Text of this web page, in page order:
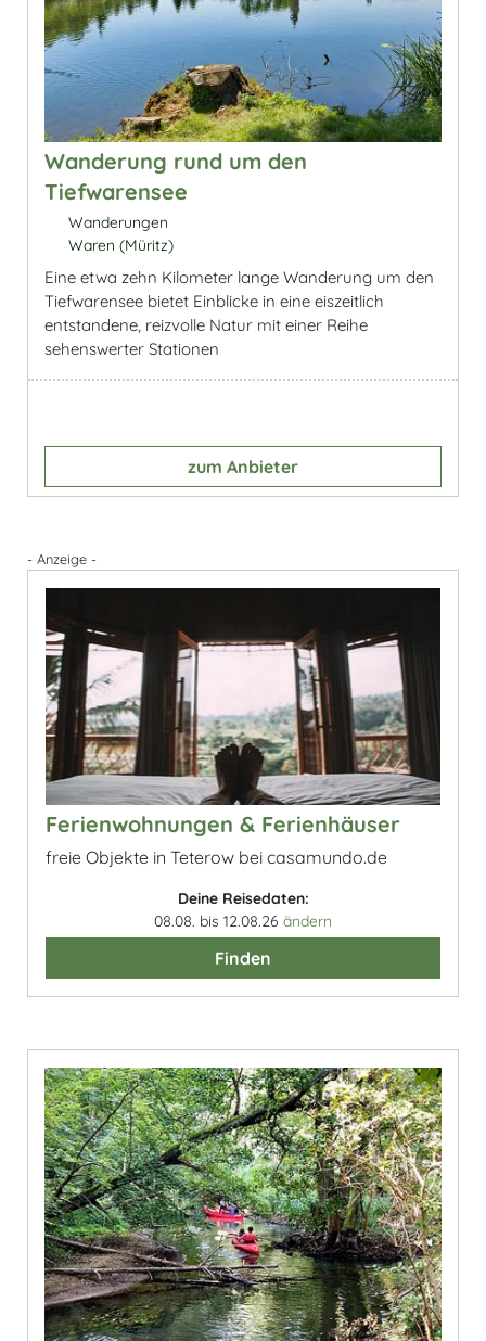
Wanderung rund um den
Tiefwarensee
Wanderungen
Waren (Müritz)
Eine etwa zehn Kilometer lange Wanderung um den
Tiefwarensee bietet Einblicke in eine eiszeitlich
entstandene, reizvolle Natur mit einer Reihe
sehenswerter Stationen
zum Anbieter
- Anzeige -
Ferienwohnungen & Ferienhäuser
freie Objekte in Teterow bei casamundo.de
Deine Reisedaten:
08.08. bis 12.08.26 ändern
Finden